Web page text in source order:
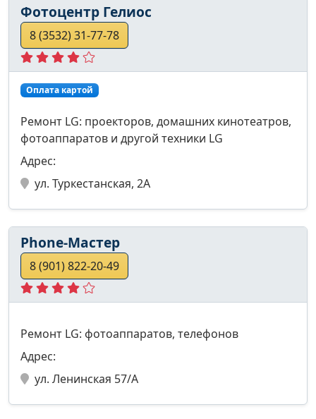
Фотоцентр Гелиос
8 (3532) 31-77-78
Оплата картой
Ремонт LG: проекторов, домашних кинотеатров,
фотоаппаратов и другой техники LG
Адрес:
ул. Туркестанская, 2А
Phone-Мастер
8 (901) 822-20-49
Ремонт LG: фотоаппаратов, телефонов
Адрес:
ул. Ленинская 57/А